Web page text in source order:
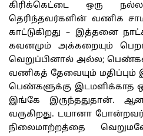
கிரிக்கெட்டை ஒரு
தெரிந்தவர்களின் வணிக
காட்டுகிறது – இத்தனை
கவனமும் அக்கறையும்
வெறுப்பினால் அல்ல; பெண்கள்
வணிகத் தேவையும்
பெண்களுக்கு இடமளிக்காத
இங்கே இருந்ததுதான்.
வருகிறது. டயானா
நிலைமாற்றத்தை